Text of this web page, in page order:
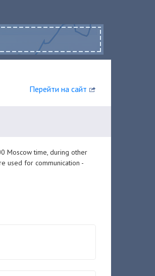
Перейти на сайт
Moscow time, during other
used for communication -